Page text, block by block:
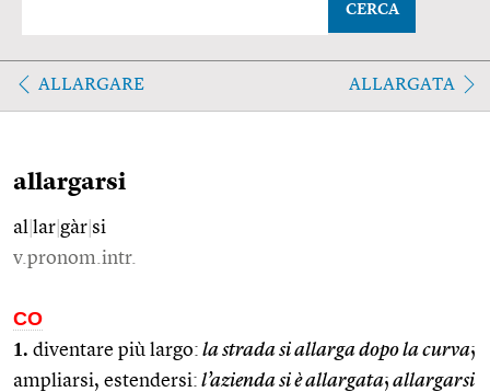
CERCA
ALLARGARE ALLARGATA
allargarsi
al lar gàr si
v.pronom.intr.
CO
1. diventare più largo: la strada si allarga dopo la curva;
ampliarsi, estendersi: l’azienda si è allargata; allargarsi